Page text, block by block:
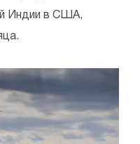
Индии в США,